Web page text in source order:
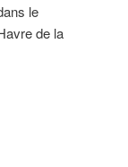
le
de la